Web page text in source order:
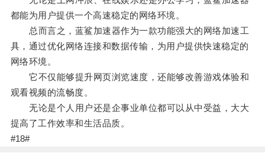
都能为用户提供一个高速稳定的网络环境。
总而言之，蓝鲨加速器作为一款功能强大的网络加速工
具，通过优化网络连接和数据传输，为用户提供快速稳定的
网络环境。
它不仅能够提升网页浏览速度，还能够改善游戏体验和
观看视频的流畅度。
无论是个人用户还是企事业单位都可以从中受益，大大
提高了工作效率和生活品质。
#18#